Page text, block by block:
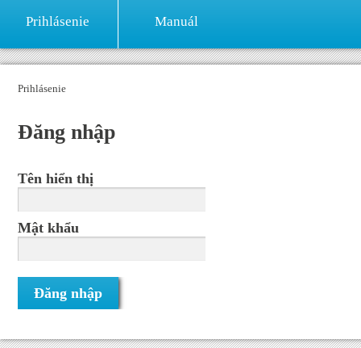
Prihlásenie Manuál
Prihlásenie
Đăng nhập
Tên hiển thị
Mật khẩu